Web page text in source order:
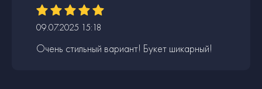
09.07.2025 15:18
Очень стильный вариант! Букет шикарный!